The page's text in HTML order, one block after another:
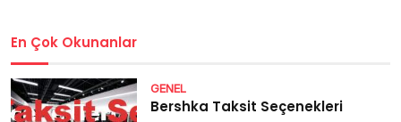
En Çok Okunanlar
GENEL
Bershka Taksit Seçenekleri